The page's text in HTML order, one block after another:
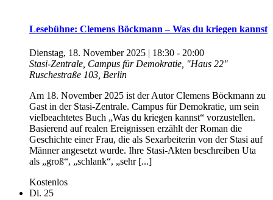
Lesebühne: Clemens Böckmann – Was du kriegen kannst
Dienstag, 18. November 2025 | 18:30 - 20:00
Stasi-Zentrale, Campus für Demokratie, "Haus 22"
Ruschestraße 103, Berlin
Am 18. November 2025 ist der Autor Clemens Böckmann zu
Gast in der Stasi-Zentrale. Campus für Demokratie, um sein
vielbeachtetes Buch „Was du kriegen kannst“ vorzustellen.
Basierend auf realen Ereignissen erzählt der Roman die
Geschichte einer Frau, die als Sexarbeiterin von der Stasi auf
Männer angesetzt wurde. Ihre Stasi-Akten beschreiben Uta
als „groß“, „schlank“, „sehr [...]
Kostenlos
Di. 25